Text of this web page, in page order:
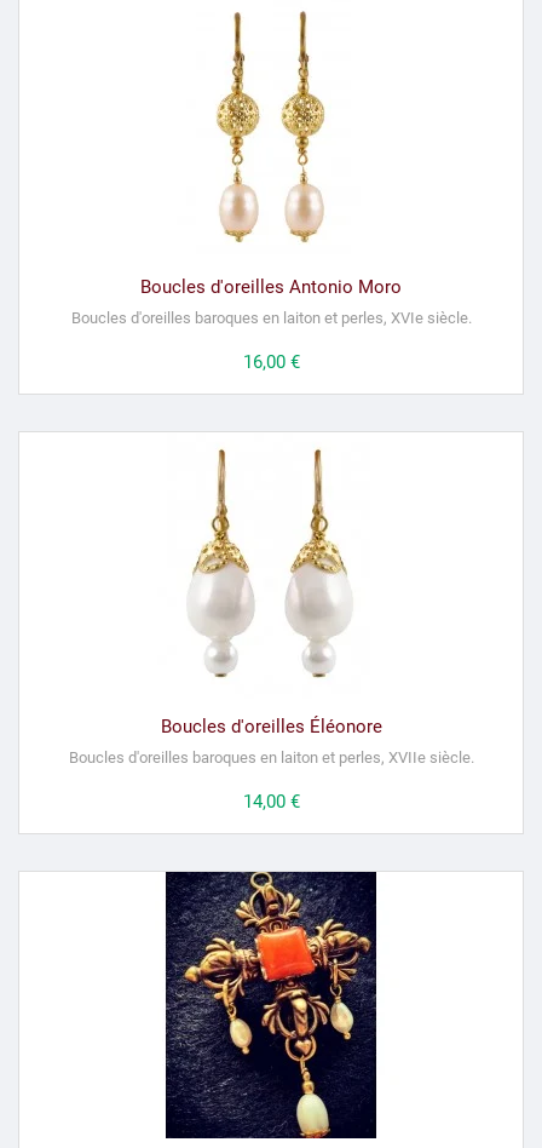
Boucles d'oreilles Antonio Moro
Boucles d'oreilles baroques en laiton et perles, XVIe siècle.
Prix
16,00 €
Boucles d'oreilles Éléonore
Boucles d'oreilles baroques en laiton et perles, XVIIe siècle.
Prix
14,00 €